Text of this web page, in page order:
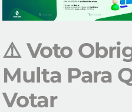
⚠️Voto
Multa Para
Votar